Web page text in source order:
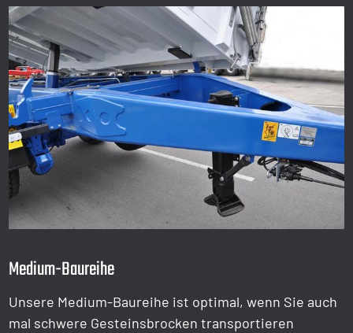
Medium-Baureihe
Unsere Medium-Baureihe ist optimal, wenn Sie auch
mal schwere Gesteinsbrocken transportieren